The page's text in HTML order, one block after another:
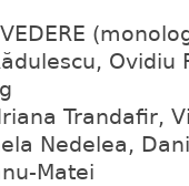
VEDERE
Ovidiu
Trandafir,
Nedelea,